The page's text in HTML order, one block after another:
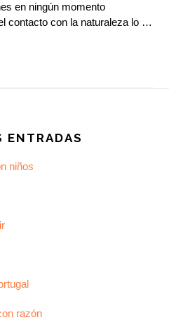
en ningún momento
contacto con la naturaleza lo …
ENTRADAS
niños
razón